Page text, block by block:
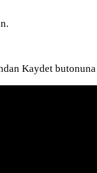
Kaydet